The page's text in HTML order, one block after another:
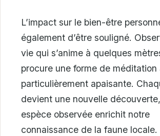
L’impact sur le bien-être
également d’être souligné.
vie qui s’anime à quelques
procure une forme de
particulièrement apaisante.
devient une nouvelle
espèce observée enrichit notre
connaissance de la faune